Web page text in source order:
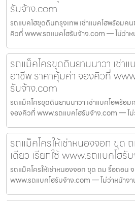
รับจ้าง.com
รถแบคโฮขุดดินกรุงเทพ เช่าแบคโฮพร้อมค
คิวที่ www.รถแบคโฮรับจ้าง.com — ไม่ว่า
รถแม็คโครขุดดินยานนาวา เช่า
อาชีพ ราคาคุ้มค่า จองคิวที่
รับจ้าง.com
รถแม็คโครขุดดินยานนาวา เช่าแบคโฮพร้อ
จองคิวที่ www.รถแบคโฮรับจ้าง.com — ไ
รถแม็คโครให้เช่าหนองจอก ขุด
เดียว เรียกใช้ www.รถแบคโฮรั
รถแม็คโครให้เช่าหนองจอก ขุด ถม รื้อถอน จ
www.รถแบคโฮรับจ้าง.com — ไม่ว่าหน้าง